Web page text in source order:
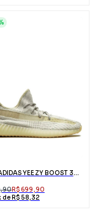
TÊNIS ADIDAS YEEZY BOOST 350 V2 LUNDMARK REFLECTIVE
R$ 699,90
de R$ 58,32